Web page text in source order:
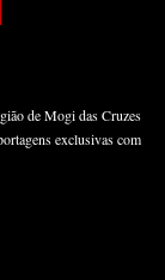
de Mogi das Cruzes
exclusivas com